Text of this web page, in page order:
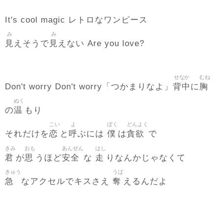
It's cool magic レトロなワンピース
見
み
えそうで 見
み
えない Are you love?
Don't worry Don't worry「つかまりなよ」 背中
せなか
に 胸
むね
の温
ぬく
もり
それだけを恋
こい
と 呼
よ
ぶには 僕
ぼく
は貪欲
どんよく
で
君
きみ
が思
おも
うほど安全
あんぜん
な 走
はし
りなんかじゃなくて
急
きゅう
なアクセルでキスさえ 奪
うば
えるんだよ